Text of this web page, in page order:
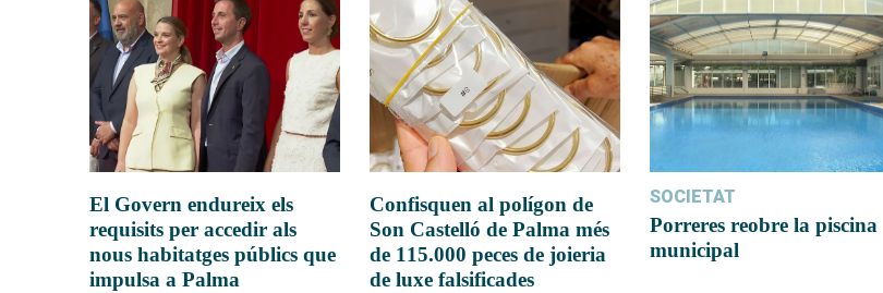
El Govern endureix els
requisits per accedir als
nous habitatges públics que
impulsa a Palma
Confisquen al polígon de
Son Castelló de Palma més
de 115.000 peces de joieria
de luxe falsificades
SOCIETAT
Porreres reobre la piscina
municipal